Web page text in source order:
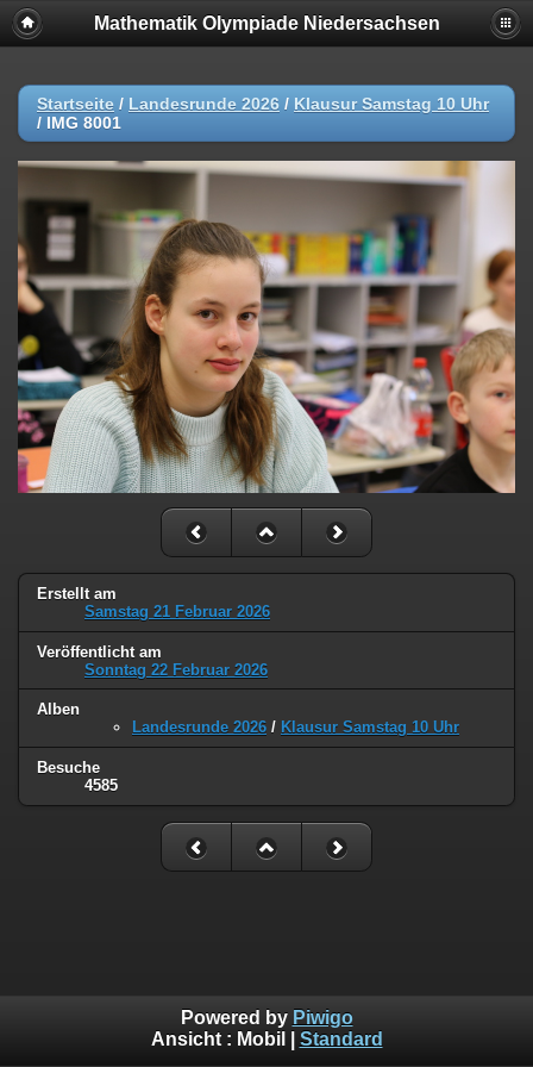
Mathematik Olympiade Niedersachsen
Startseite / Landesrunde 2026 / Klausur Samstag 10 Uhr
/ IMG 8001
Erstellt am
Samstag 21 Februar 2026
Veröffentlicht am
Sonntag 22 Februar 2026
Alben
Landesrunde 2026 / Klausur Samstag 10 Uhr
Besuche
4585
Powered by Piwigo
Ansicht : Mobil Standard